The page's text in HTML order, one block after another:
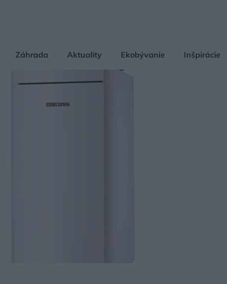
Záhrada Aktuality Ekobývanie Inšpirácie